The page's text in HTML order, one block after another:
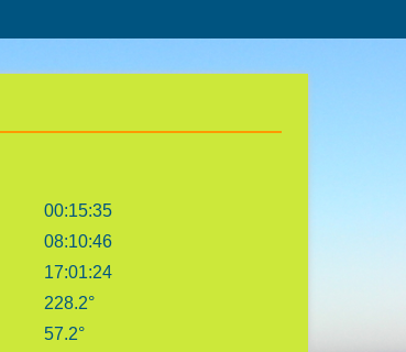
00:15:35
08:10:46
17:01:24
228.2°
57.2°